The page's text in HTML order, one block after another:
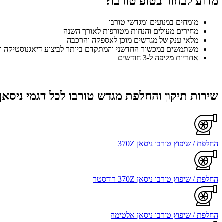
מומחים במנועים ומגדשי טורבו
מחירים מעולים והנחות מטורפות לאורך השנה
מלאי ענק של מגדשים מוכן לאספקה והרכבה
משתמשים במכשור החדשני והמתקדם ביותר לביצוע דיאגנוסטיקה
אחריות מקיפה ל-3 חודשים
שירות תיקון והחלפת מגדש טורבו לכל דגמי
החלפת / שיפוץ טורבו ניסאן 370Z
החלפת / שיפוץ טורבו ניסאן 370Z רודסטר
החלפת / שיפוץ טורבו ניסאן אלטימה